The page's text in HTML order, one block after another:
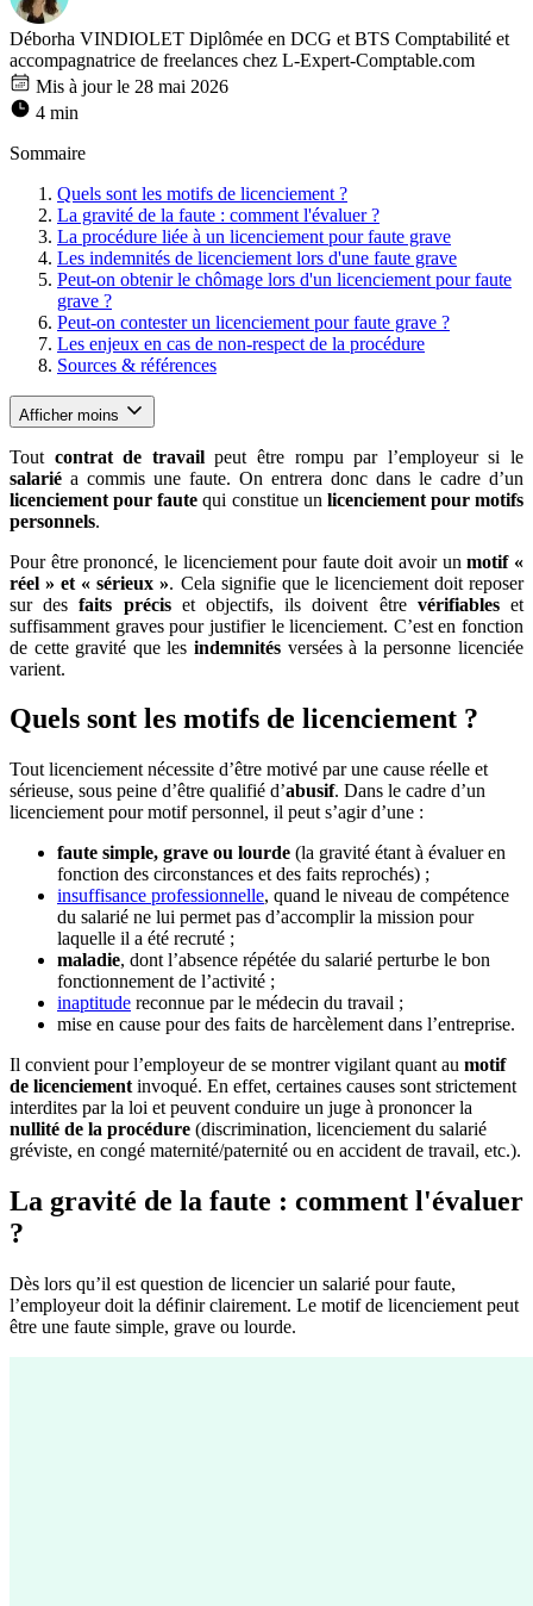
Déborha VINDIOLET Diplômée en DCG et BTS Comptabilité et
accompagnatrice de freelances chez L-Expert-Comptable.com
Mis à jour le 28 mai 2026
4 min
Sommaire
Quels sont les motifs de licenciement ?
La gravité de la faute : comment l'évaluer ?
La procédure liée à un licenciement pour faute grave
Les indemnités de licenciement lors d'une faute grave
Peut-on obtenir le chômage lors d'un licenciement pour faute
grave ?
Peut-on contester un licenciement pour faute grave ?
Les enjeux en cas de non-respect de la procédure
Sources & références
Afficher moins
Tout contrat de travailpeut être rompu par l’employeur si le
salarié a commis une faute. On entrera donc dans le cadre d’un
licenciement pour faute qui constitue un licenciement pour motifs
personnels.
Pour être prononcé, le licenciement pour faute doit avoir un motif «
réel » et « sérieux ». Cela signifie que le licenciement doit reposer
sur desfaits préciset objectifs, ils doivent être vérifiableset
suffisamment graves pour justifier le licenciement. C’est en fonction
de cette gravité que les indemnités versées à la personne licenciée
varient.
Quels sont les motifs de licenciement ?
Tout licenciement nécessite d’être motivé par une cause réelle et
sérieuse, sous peine d’être qualifié d’abusif. Dans le cadre d’un
licenciement pour motif personnel, il peut s’agir d’une :
faute simple, grave ou lourde (la gravité étant à évaluer en
fonction des circonstances et des faits reprochés) ;
insuffisance professionnelle, quand le niveau de compétence
du salarié ne lui permet pas d’accomplir la mission pour
laquelle il a été recruté ;
maladie, dont l’absence répétée du salarié perturbe le bon
fonctionnement de l’activité ;
inaptitude reconnue par le médecin du travail ;
mise en cause pour des faits de harcèlement dans l’entreprise.
Il convient pour l’employeur de se montrer vigilant quant au motif
de licenciement invoqué. En effet, certaines causes sont strictement
interdites par la loi et peuvent conduire un juge à prononcer la
nullité de la procédure (discrimination, licenciement du salarié
gréviste, en congé maternité/paternité ou en accident de travail, etc.).
La gravité de la faute : comment l'évaluer
?
Dès lors qu’il est question de licencier un salarié pour faute,
l’employeur doit la définir clairement. Le motif de licenciement peut
être une faute simple, grave ou lourde.